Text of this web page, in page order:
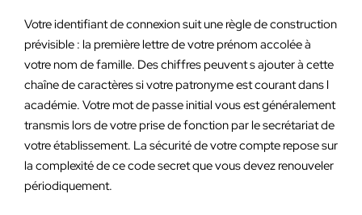
Votre identifiant de connexion suit une règle de construction
prévisible : la première lettre de votre prénom accolée à
votre nom de famille. Des chiffres peuvent s ajouter à cette
chaîne de caractères si votre patronyme est courant dans l
académie. Votre mot de passe initial vous est généralement
transmis lors de votre prise de fonction par le secrétariat de
votre établissement. La sécurité de votre compte repose sur
la complexité de ce code secret que vous devez renouveler
périodiquement.